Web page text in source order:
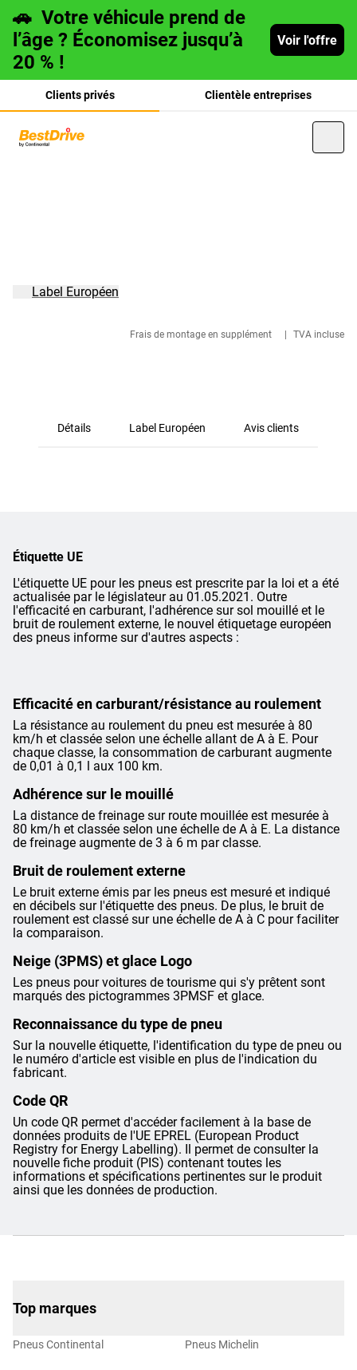
🚗 Votre véhicule prend de
l’âge ? Économisez jusqu’à
20 % !
Voir l'offre
Clients privés Clientèle entreprises
Frais de montage en supplément TVA incluse
Label Européen
Détails Label Européen Avis clients
Étiquette UE
L'étiquette UE pour les pneus est prescrite par la loi et a été
actualisée par le législateur au 01.05.2021. Outre
l'efficacité en carburant, l'adhérence sur sol mouillé et le
bruit de roulement externe, le nouvel étiquetage européen
des pneus informe sur d'autres aspects :
Efficacité en carburant/résistance au roulement
La résistance au roulement du pneu est mesurée à 80
km/h et classée selon une échelle allant de A à E. Pour
chaque classe, la consommation de carburant augmente
de 0,01 à 0,1 l aux 100 km.
Adhérence sur le mouillé
La distance de freinage sur route mouillée est mesurée à
80 km/h et classée selon une échelle de A à E. La distance
de freinage augmente de 3 à 6 m par classe.
Bruit de roulement externe
Le bruit externe émis par les pneus est mesuré et indiqué
en décibels sur l'étiquette des pneus. De plus, le bruit de
roulement est classé sur une échelle de A à C pour faciliter
la comparaison.
Neige (3PMS) et glace Logo
Les pneus pour voitures de tourisme qui s'y prêtent sont
marqués des pictogrammes 3PMSF et glace.
Reconnaissance du type de pneu
Sur la nouvelle étiquette, l'identification du type de pneu ou
le numéro d'article est visible en plus de l'indication du
fabricant.
Code QR
Un code QR permet d'accéder facilement à la base de
données produits de l'UE EPREL (European Product
Registry for Energy Labelling). Il permet de consulter la
nouvelle fiche produit (PIS) contenant toutes les
informations et spécifications pertinentes sur le produit
ainsi que les données de production.
Top marques
Pneus Continental Pneus Michelin